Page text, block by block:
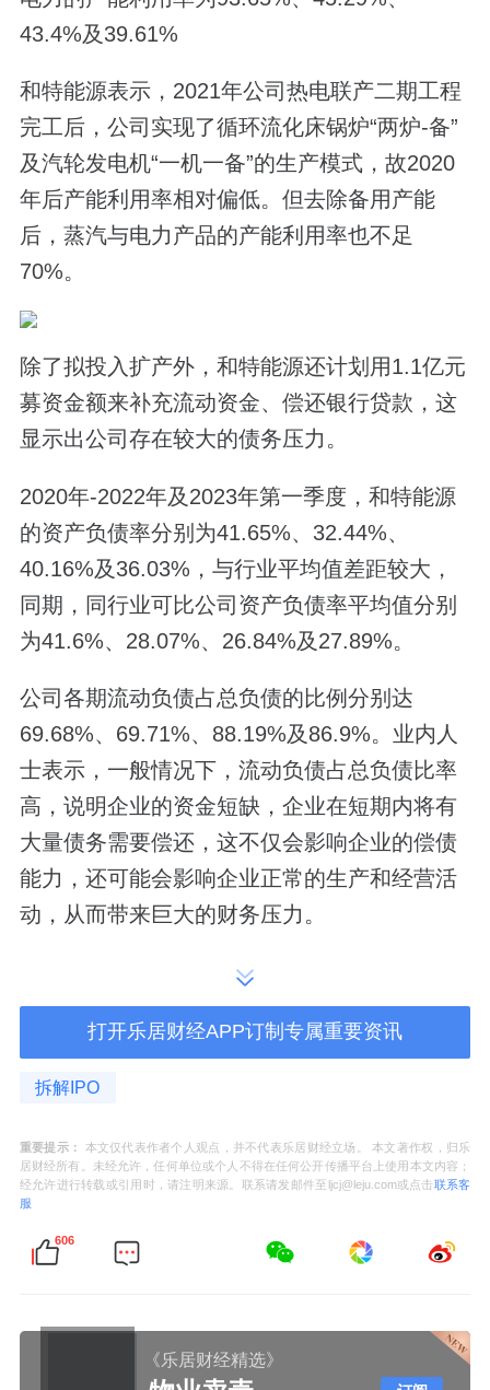
43.4%及39.61%
和特能源表示，2021年公司热电联产二期工程
完工后，公司实现了循环流化床锅炉“两炉-备”
及汽轮发电机“一机一备”的生产模式，故2020
年后产能利用率相对偏低。但去除备用产能
后，蒸汽与电力产品的产能利用率也不足
70%。
除了拟投入扩产外，和特能源还计划用1.1亿元
募资金额来补充流动资金、偿还银行贷款，这
显示出公司存在较大的债务压力。
2020年-2022年及2023年第一季度，和特能源
的资产负债率分别为41.65%、32.44%、
40.16%及36.03%，与行业平均值差距较大，
同期，同行业可比公司资产负债率平均值分别
为41.6%、28.07%、26.84%及27.89%。
公司各期流动负债占总负债的比例分别达
69.68%、69.71%、88.19%及86.9%。业内人
士表示，一般情况下，流动负债占总负债比率
高，说明企业的资金短缺，企业在短期内将有
大量债务需要偿还，这不仅会影响企业的偿债
能力，还可能会影响企业正常的生产和经营活
动，从而带来巨大的财务压力。
报告期各期末，和特能源流动负债中的短期借
款、应付票据及一年内到期的长期借款合计金
额分别为7012.81万元、6788.57万元、1.15亿
元及1.05亿元，占公司当期现金及现金等价物
212.84%及115.55%。
和特能源坦言，若公司下游客户出现财务状况
恶化导致公司经营资金回流不及预期，使得公
报告期各期，和特能源流动比率分别为1.11、
打开乐居财经APP订制专属重要资讯
拆解IPO
重要提示：
本文仅代表作者个人观点，并不代表乐居财经立场。 本文著作权，归乐
居财经所有。未经允许，任何单位或个人不得在任何公开传播平台上使用本文内容；
经允许进行转载或引用时，请注明来源。联系请发邮件至ljcj@leju.com或点击联系客
服
606
《乐居财经精选》